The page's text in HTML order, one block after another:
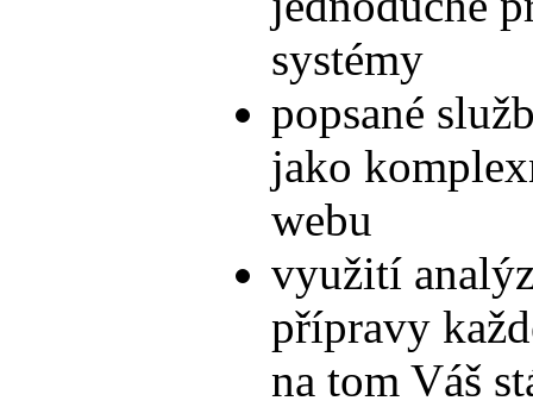
systémy
popsané
jako
webu
využití
přípravy
na tom Váš